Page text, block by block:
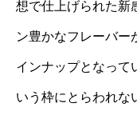
想で仕上げられた新
ン豊かなフレーバー
インナップとなって
いう枠にとらわれな